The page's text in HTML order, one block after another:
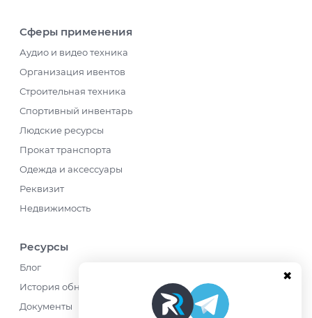
Сферы применения
Аудио и видео техника
Организация ивентов
Строительная техника
Спортивный инвентарь
Людские ресурсы
Прокат транспорта
Одежда и аксессуары
Реквизит
Недвижимость
Ресурсы
Блог
История обновлений
Документы